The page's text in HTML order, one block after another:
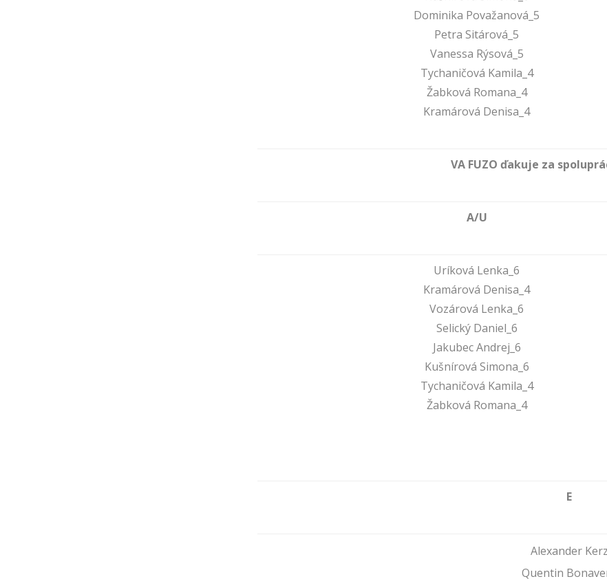
Dominika Považanová_5
Petra Sitárová_5
Vanessa Rýsová_5
Tychaničová Kamila_4
Žabková Romana_4
Kramárová Denisa_4
VA FUZO ďakuje za
A/U
Uríková Lenka_6
Kramárová Denisa_4
Vozárová Lenka_6
Selický Daniel_6
Jakubec Andrej_6
Kušnírová Simona_6
Tychaničová Kamila_4
Žabková Romana_4
E
Alexander Kerz
Quentin